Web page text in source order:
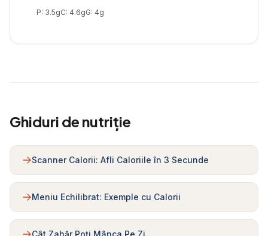
P: 3.5gC: 4.6gG: 4g
Ghiduri de nutriție
Scanner Calorii: Afli Caloriile în 3 Secunde
Meniu Echilibrat: Exemple cu Calorii
Cât Zahăr Poți Mânca Pe Zi